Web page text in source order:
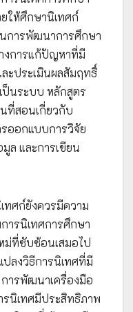
ให้ศึกษานิเทศก์
การพัฒนาการศึกษา
งการแก้ปัญหาที่มี
ะประเมินผลสัมฤทธิ์
ป็นระบบ หลักสูตร
ที่สอนเกี่ยวกับ
ออกแบบการวิจัย
ล และการเขียน
ทศก์ยังควรมีความ
ารนิเทศการศึกษา
ม่ที่ซับซ้อนเสมอไป
ลงวิธีการนิเทศที่มี
ารพัฒนาเครื่องมือ
นิเทศมีประสิทธิภาพ